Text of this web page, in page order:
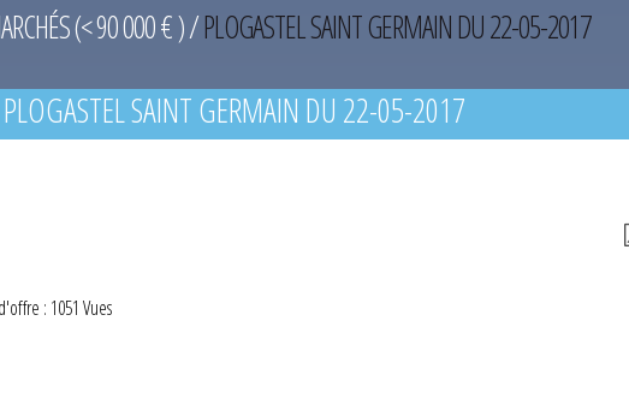
(< 90 000 € )/PLOGASTEL SAINT GERMAIN DU 22-05-2017
SAINT GERMAIN DU 22-05-2017
: 1051 Vues